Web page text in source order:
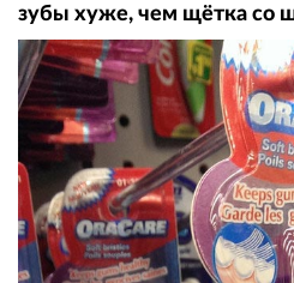
зубы хуже, чем щётка со